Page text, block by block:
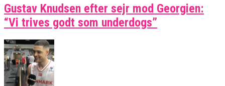
Gustav Knudsen efter sejr mod Georgien:
“Vi trives godt som underdogs”